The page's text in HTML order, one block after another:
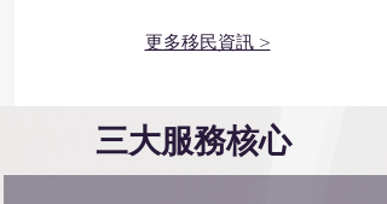
更多移民資訊 >
三大服務核心